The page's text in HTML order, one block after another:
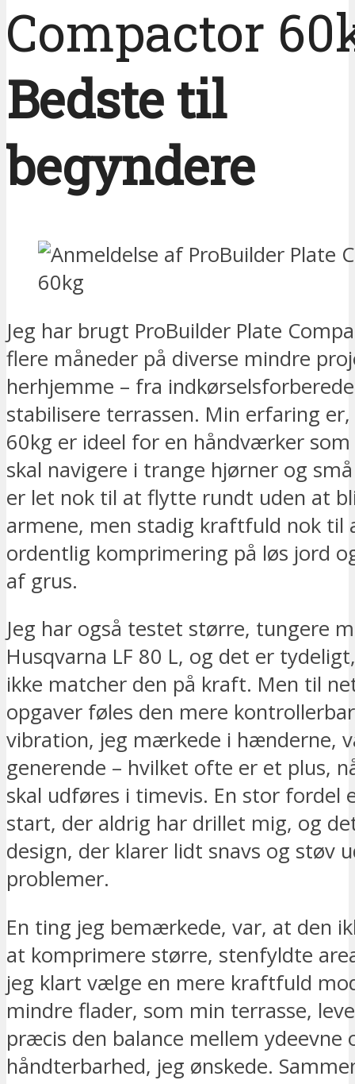
Compactor
Bedste til
begyndere
Jeg har brugt ProBuilder Plate
flere måneder på diverse mindre
herhjemme – fra
stabilisere terrassen. Min erfaring
60kg er ideel for en håndværker
skal navigere i trange hjørner og
er let nok til at flytte rundt uden at
armene, men stadig kraftfuld nok til
ordentlig komprimering på løs jord
af grus.
Jeg har også testet større, tungere
Husqvarna LF 80 L, og det er
ikke matcher den på kraft. Men til
opgaver føles den mere
vibration, jeg mærkede i hænderne,
generende – hvilket ofte er et plus,
skal udføres i timevis. En stor fordel
start, der aldrig har drillet mig, og
design, der klarer lidt snavs og støv
problemer.
En ting jeg bemærkede, var, at den
at komprimere større, stenfyldte
jeg klart vælge en mere kraftfuld
mindre flader, som min terrasse,
præcis den balance mellem ydeevne
håndterbarhed, jeg ønskede.